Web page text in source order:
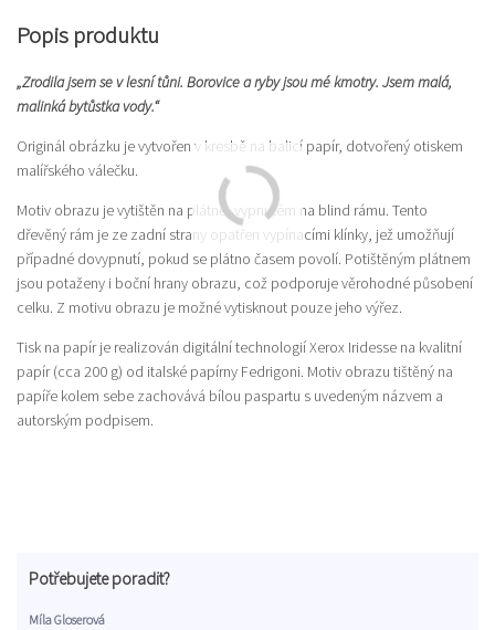
Popis produktu
„Zrodila jsem se v lesní tůni. Borovice a ryby jsou mé kmotry. Jsem malá,
malinká bytůstka vody.“
Originál obrázku je vytvořen v kresbě na balicí papír, dotvořený otiskem
malířského válečku.
Motiv obrazu je vytištěn na plátně, vypnutém na blind rámu. Tento
dřevěný rám je ze zadní strany opatřen vypínacími klínky, jež umožňují
případné dovypnutí, pokud se plátno časem povolí. Potištěným plátnem
jsou potaženy i boční hrany obrazu, což podporuje věrohodné působení
celku. Z motivu obrazu je možné vytisknout pouze jeho výřez.
Tisk na papír je realizován digitální technologií Xerox Iridesse na kvalitní
papír (cca 200 g) od italské papírny Fedrigoni. Motiv obrazu tištěný na
papíře kolem sebe zachovává bílou paspartu s uvedeným názvem a
autorským podpisem.
Potřebujete poradit?
Míla Gloserová